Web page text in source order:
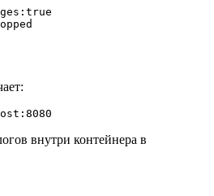
: true
внутри контейнера в